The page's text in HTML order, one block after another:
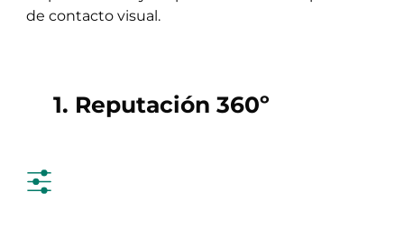
de contacto visual.
1. Reputación 360º